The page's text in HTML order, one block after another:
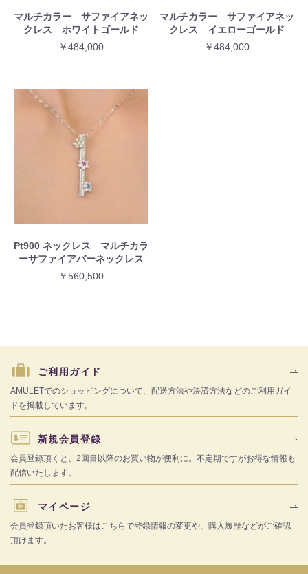
マルチカラー サファイアネッ
クレス ホワイトゴールド
￥484,000
マルチカラー サファイアネッ
クレス イエローゴールド
￥484,000
Pt900 ネックレス マルチカラ
ーサファイアバーネックレス
￥560,500
ご利用ガイド
AMULETでのショッピングについて、配送方法や決済方法などのご利用ガイ
ドを掲載しています。
新規会員登録
会員登録頂くと、2回目以降のお買い物が便利に。不定期ですがお得な情報も
配信いたします。
マイページ
会員登録頂いたお客様はこちらで登録情報の変更や、購入履歴などがご確認
頂けます。